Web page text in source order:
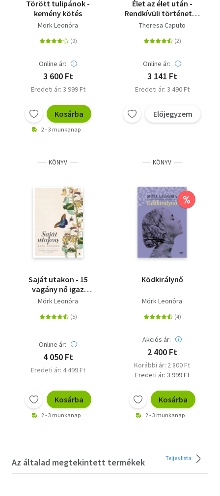
Törött tulipánok -
kemény kötés
Mörk Leonóra
Online ár:
3 600 Ft
Eredeti ár: 3 999 Ft
Kosárba
2 - 3 munkanap
Élet az élet után -
Rendkívüli történetek
és gyógyító üzenetek
Született Médium
Theresa Caputo
Online ár:
3 141 Ft
Eredeti ár: 3 490 Ft
Előjegyzem
KÖNYV
Saját utakon - 15
vagány nő igaz
története 3
Mörk Leonóra
Online ár:
4 050 Ft
Eredeti ár: 4 499 Ft
Kosárba
2 - 3 munkanap
KÖNYV
%
Ködkirálynő
Mörk Leonóra
Akciós ár:
2 400 Ft
Korábbi ár: 2 800 Ft
Eredeti ár: 3 999 Ft
Kosárba
2 - 3 munkanap
Az általad megtekintett termékek Teljes lista